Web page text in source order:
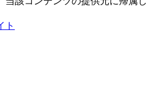
ト